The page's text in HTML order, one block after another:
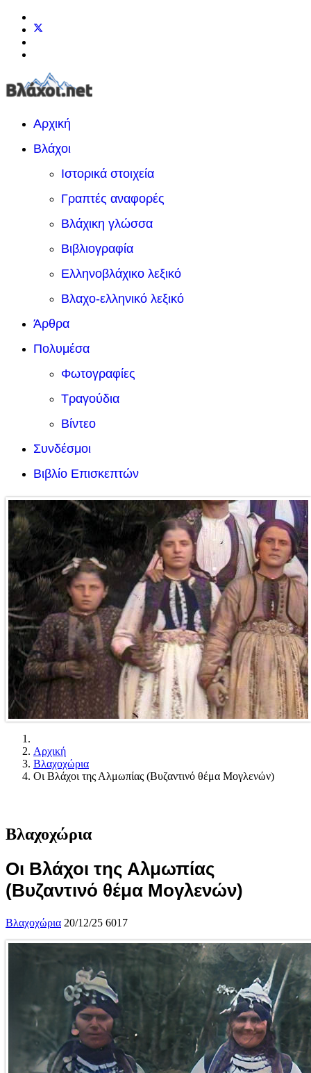
Αρχική
Βλάχοι
Ιστορικά στοιχεία
Γραπτές αναφορές
Βλάχικη γλώσσα
Βιβλιογραφία
Ελληνοβλάχικο λεξικό
Βλαχο-ελληνικό λεξικό
Άρθρα
Πολυμέσα
Φωτογραφίες
Τραγούδια
Βίντεο
Συνδέσμοι
Βιβλίο Επισκεπτών
Αρχική
Βλαχοχώρια
Οι Βλάχοι της Αλμωπίας (Βυζαντινό θέμα Μογλενών)
Βλαχοχώρια
Οι Βλάχοι της Αλμωπίας
(Βυζαντινό θέμα Μογλενών)
Βλαχοχώρια 20/12/25 6017